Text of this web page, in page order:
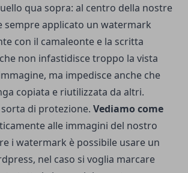
qua sopra: al centro della nostre
sempre applicato un watermark
con il camaleonte e la scritta
non infastidisce troppo la vista
ma impedisce anche che
copiata e riutilizzata da altri.
di protezione. Vediamo come
alle immagini del nostro
i watermark è possibile usare un
nel caso si voglia marcare